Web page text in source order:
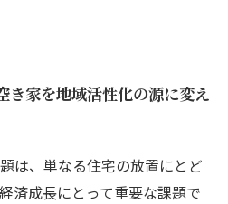
き家を地域活性化の源に変え
は、単なる住宅の放置にとど
済成長にとって重要な課題で